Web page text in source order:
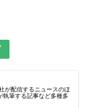
が配信するニュースのほ
執筆する記事など多種多